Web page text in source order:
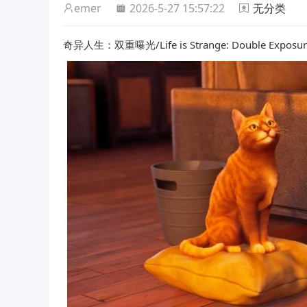
emer 2026-5-27 15:57:22 无分类
奇异人生：双重曝光/Life is Strange: Double